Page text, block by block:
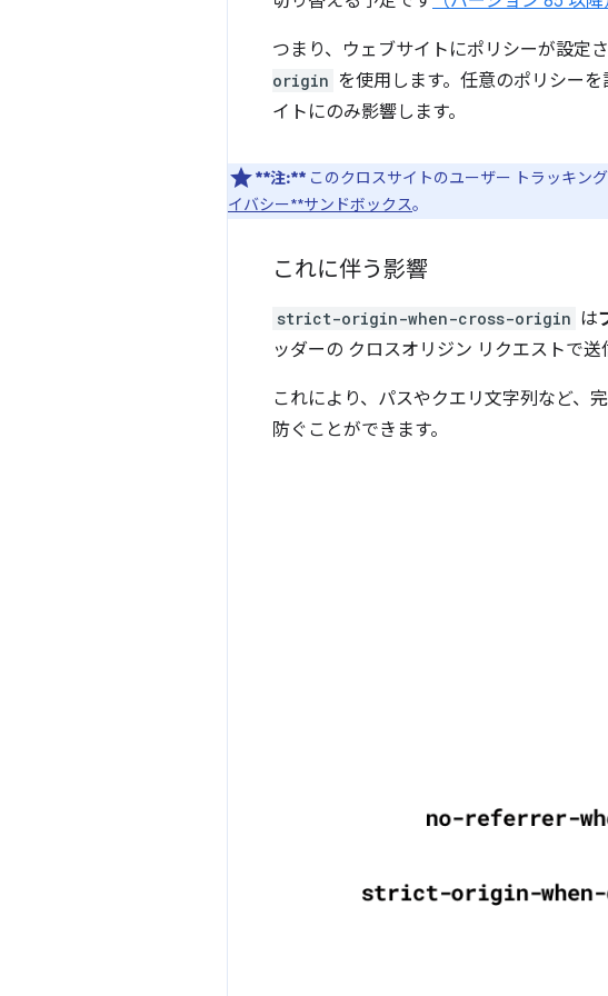
つまり、ウェブサイトにポリシーが設定
origin を使用します。任意のポリシー
イトにのみ影響します。
**注:** このクロスサイトのユーザー トラッキン
イバシー**サンドボックス。
これに伴う影響
strict-origin-when-cross-origin は
ッダーの クロスオリジン リクエストで送
これにより、パスやクエリ文字列など、
防ぐことができます。